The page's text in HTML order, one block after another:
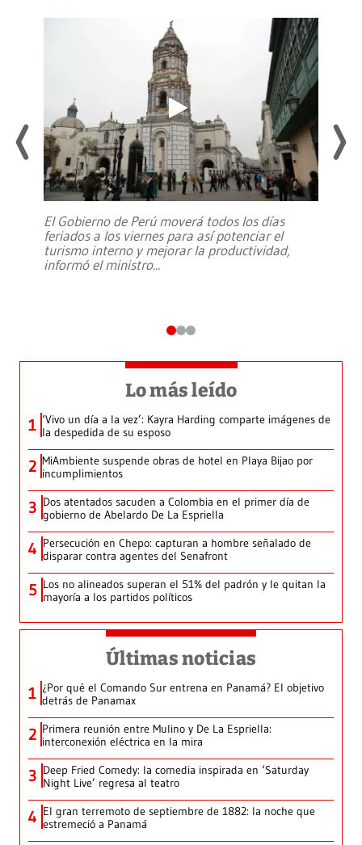
El Gobierno de Perú moverá todos los días
feriados a los viernes para así potenciar el
turismo interno y mejorar la productividad,
informó el ministro...
Lo más leído
1 ‘Vivo un día a la vez’: Kayra Harding comparte imágenes de
la despedida de su esposo
2 MiAmbiente suspende obras de hotel en Playa Bijao por
incumplimientos
3 Dos atentados sacuden a Colombia en el primer día de
gobierno de Abelardo De La Espriella
4 Persecución en Chepo: capturan a hombre señalado de
disparar contra agentes del Senafront
5 Los no alineados superan el 51% del padrón y le quitan la
mayoría a los partidos políticos
Últimas noticias
1 ¿Por qué el Comando Sur entrena en Panamá? El objetivo
detrás de Panamax
2 Primera reunión entre Mulino y De La Espriella:
interconexión eléctrica en la mira
3 Deep Fried Comedy: la comedia inspirada en ‘Saturday
Night Live’ regresa al teatro
4 El gran terremoto de septiembre de 1882: la noche que
estremeció a Panamá